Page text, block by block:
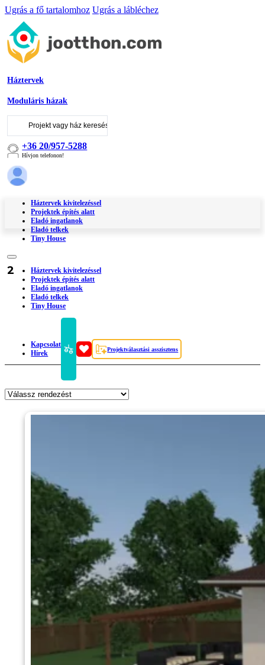
Ugrás a fő tartalomhoz Ugrás a lábléchez
Háztervek
Moduláris házak
+36 20/957-5288
Hívjon telefonon!
Háztervek kivitelezéssel
Projektek építés alatt
Eladó ingatlanok
Eladó telkek
Tiny House
Háztervek kivitelezéssel
Projektek építés alatt
Eladó ingatlanok
Eladó telkek
Tiny House
Kapcsolat
Hírek
Projektválasztási asszisztens
2